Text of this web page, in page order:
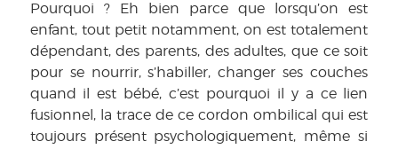
Pourquoi ? Eh bien parce que lorsqu’on est
enfant, tout petit notamment, on est totalement
dépendant, des parents, des adultes, que ce soit
pour se nourrir, s’habiller, changer ses couches
quand il est bébé, c’est pourquoi il y a ce lien
fusionnel, la trace de ce cordon ombilical qui est
toujours présent psychologiquement, même si